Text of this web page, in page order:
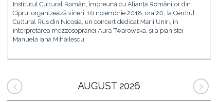
Institutul Cultural Român, împreună cu Alianța Românilor din
Cipru, organizează vineri, 16 noiembrie 2018, ora 20, la Centrul
Cultural Rus din Nicosia, un concert dedicat Marii Uniri, în
interpretarea mezzosopranei Aura Twarowska, și a pianistei
Manuela Iana Mihăilescu.
AUGUST 2026